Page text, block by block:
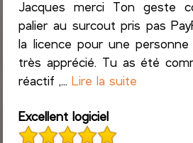
Jacques merci Ton geste
palier au surcout pris pas
la licence pour une personne
très apprécié. Tu as été
réactif ,...Lire la suite
Excellent logiciel